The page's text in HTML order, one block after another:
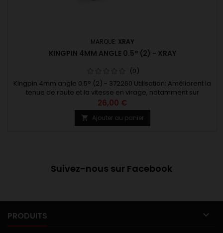
MARQUE: XRAY
KINGPIN 4MM ANGLE 0.5° (2) - XRAY
(0)
Kingpin 4mm angle 0.5° (2) - 372260 Utilisation: Améliorent la
tenue de route et la vitesse en virage, notamment sur
moquette noire CRC, pour les véhicules stock et modifiés.
26,00 €
 Ajouter au panier
Suivez-nous sur Facebook
PRODUITS 